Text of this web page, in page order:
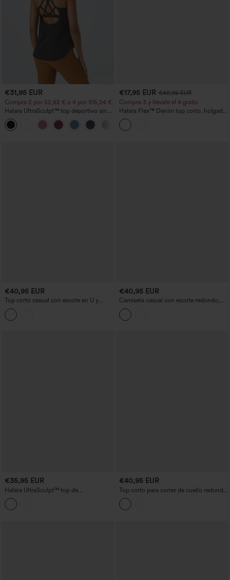
€31,95 EUR
Compra 2 por 52,62 € o 4 por 105,24 €.
Halara UltraSculpt™ top deportivo sin
mangas con escote redondo y bajo
curvo
€17,95 EUR €40,95 EUR
Compra 3 y llévate el 4 gratis
Halara Flex™ Denim top corto, holgado
y acolchado
€40,95 EUR
Top corto casual con escote en U y
sujetador incorporado, copas B–E
€40,95 EUR
Camiseta casual con escote redondo,
mangas cortas y sujetador incorporado,
copas B-E
€35,95 EUR
Halara UltraSculpt™ top de
entrenamiento con sujetador integrado,
espalda descubierta con tirantes
cruzados y hebilla ajustable
€40,95 EUR
Top corto para correr de cuello redondo
con sujetador incorporado, InstantCool,
de secado rápido, con bolsillos -
UPF50+